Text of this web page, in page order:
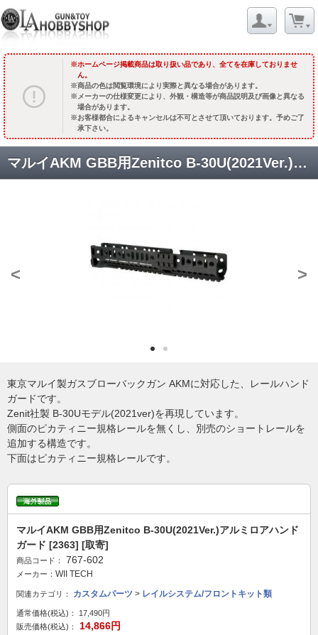
ホームページ掲載商品は取り扱い品であり、全てを在庫しておりませ
ん。
商品の色は閲覧環境により実際と異なる場合があります。
メーカーの仕様変更により、外観・構造等が商品説明及び画像と異なる
場合があります。
お客様都合によるキャンセルは不可とさせて頂いております。予めご了
承下さい。
マルイAKM GBB用Zenitco B-30U(2021Ver.)アルミロアハンドガード [2363] [取寄]
< >
東京マルイ製ガスブローバックガン AKMに対応した、レールハンド
ガードです。
Zenit社製 B-30Uモデル(2021ver)を再現しています。
側面のピカティニー規格レールを無くし、別売のショートレールを
追加する構造です。
下面はピカティニー規格レールです。
マルイAKM GBB用Zenitco B-30U(2021Ver.)アルミロアハンド
ガード [2363] [取寄]
商品コード： 767-602
メーカー： WII TECH
関連カテゴリ： カスタムパーツ > レイルシステム/フロントキット類
通常価格(税込)：
17,490円
販売価格(税込)：
14,866円